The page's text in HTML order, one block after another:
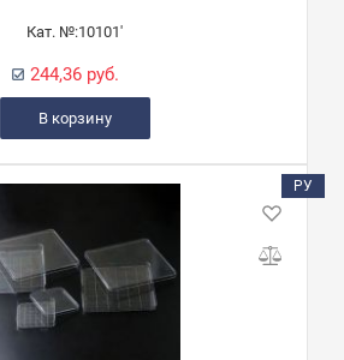
Кат. №:10101'
244,36 руб.
В корзину
РУ